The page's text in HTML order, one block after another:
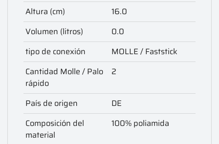
Altura (cm)
16.0
Volumen (litros)
0.0
tipo de conexión
MOLLE / Faststick
Cantidad Molle / Palo
rápido
2
País de origen
DE
Composición del
material
100% poliamida